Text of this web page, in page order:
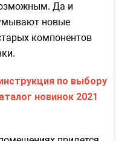
Да и
новые
компонентов